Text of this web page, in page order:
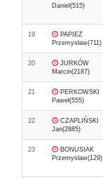
Daniel(515)
19
PAPIEŻ
Przemysław(711)
20
JURKÓW
Marcin(2187)
21
PERKOWSKI
Paweł(555)
22
CZAPLIŃSKI
Jan(2885)
23
BONUSIAK
Przemysław(129)